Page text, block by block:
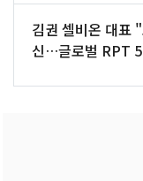
김권 셀비온 대표
신…글로벌 RPT